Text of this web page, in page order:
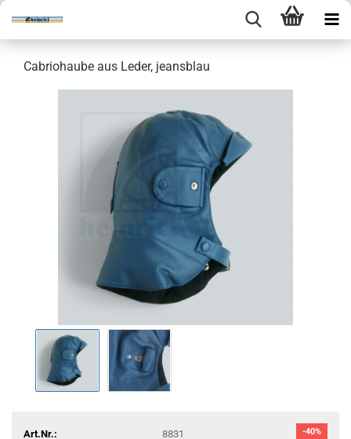
Cabriohaube aus Leder, jeansblau
-40%
Art.Nr.:
8831